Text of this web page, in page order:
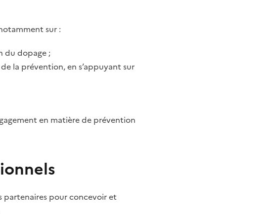
sur :
du dopage ;
la prévention, en s’appuyant sur
en matière de prévention
partenaires pour concevoir et